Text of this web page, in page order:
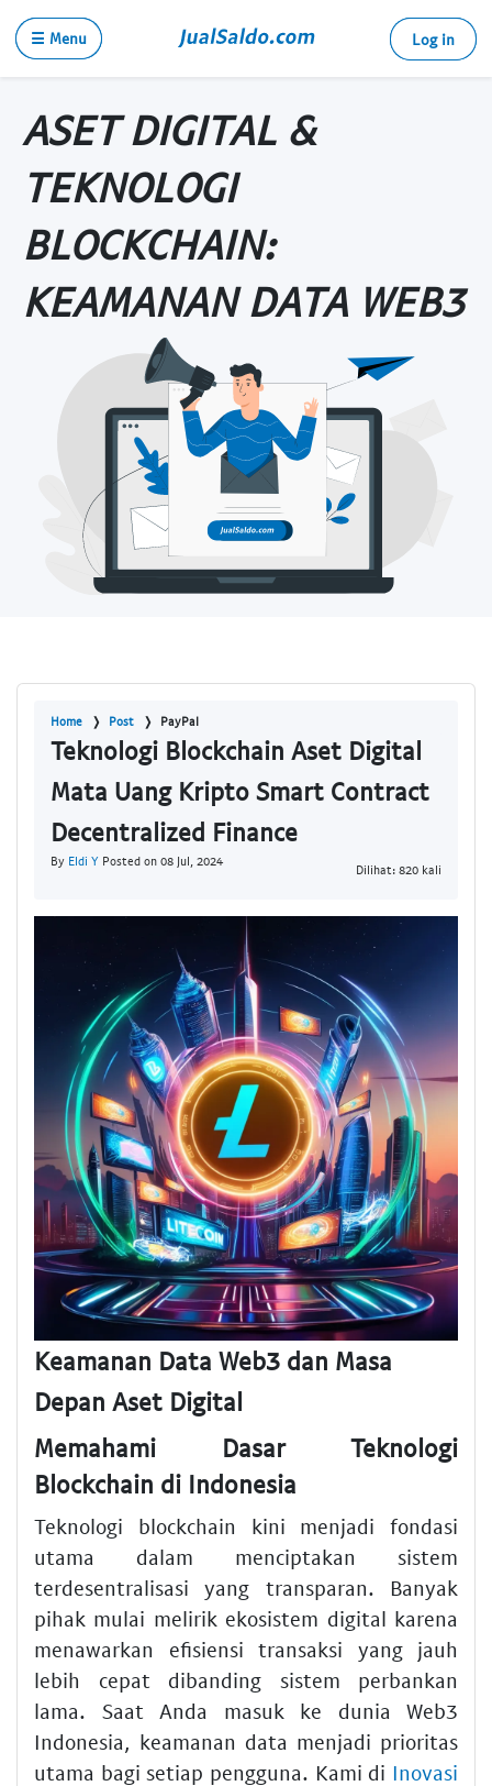
☰ Menu Log in
ASET DIGITAL &
TEKNOLOGI
BLOCKCHAIN:
KEAMANAN DATA WEB3
Home Post PayPal
Teknologi Blockchain Aset Digital
Mata Uang Kripto Smart Contract
Decentralized Finance
By Eldi Y Posted on 08 Jul, 2024
Dilihat: 820 kali
Keamanan Data Web3 dan Masa
Depan Aset Digital
Memahami Dasar Teknologi
Blockchain di Indonesia
Teknologi blockchain kini menjadi fondasi
utama dalam menciptakan sistem
terdesentralisasi yang transparan. Banyak
pihak mulai melirik ekosistem digital karena
menawarkan efisiensi transaksi yang jauh
lebih cepat dibanding sistem perbankan
lama. Saat Anda masuk ke dunia Web3
Indonesia, keamanan data menjadi prioritas
utama bagi setiap pengguna. Kami di Inovasi